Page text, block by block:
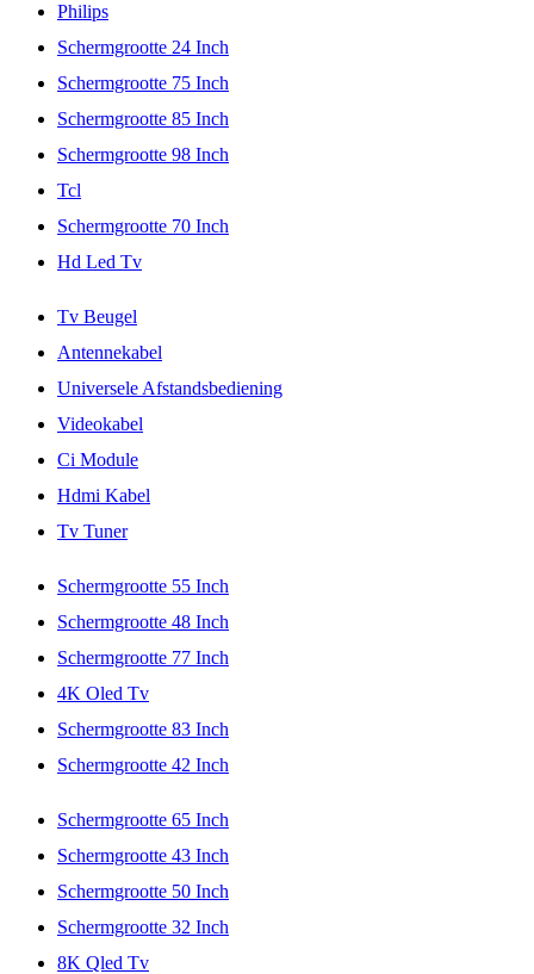
Philips
Schermgrootte 24 Inch
Schermgrootte 75 Inch
Schermgrootte 85 Inch
Schermgrootte 98 Inch
Tcl
Schermgrootte 70 Inch
Hd Led Tv
Tv Beugel
Antennekabel
Universele Afstandsbediening
Videokabel
Ci Module
Hdmi Kabel
Tv Tuner
Schermgrootte 55 Inch
Schermgrootte 48 Inch
Schermgrootte 77 Inch
4K Oled Tv
Schermgrootte 83 Inch
Schermgrootte 42 Inch
Schermgrootte 65 Inch
Schermgrootte 43 Inch
Schermgrootte 50 Inch
Schermgrootte 32 Inch
8K Qled Tv